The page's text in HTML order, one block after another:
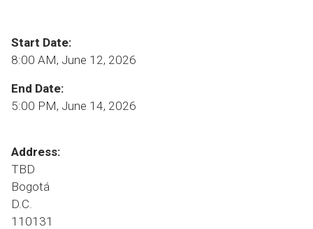
Start Date:
8:00 AM, June 12, 2026
End Date:
5:00 PM, June 14, 2026
Address:
TBD
Bogotá
D.C.
110131